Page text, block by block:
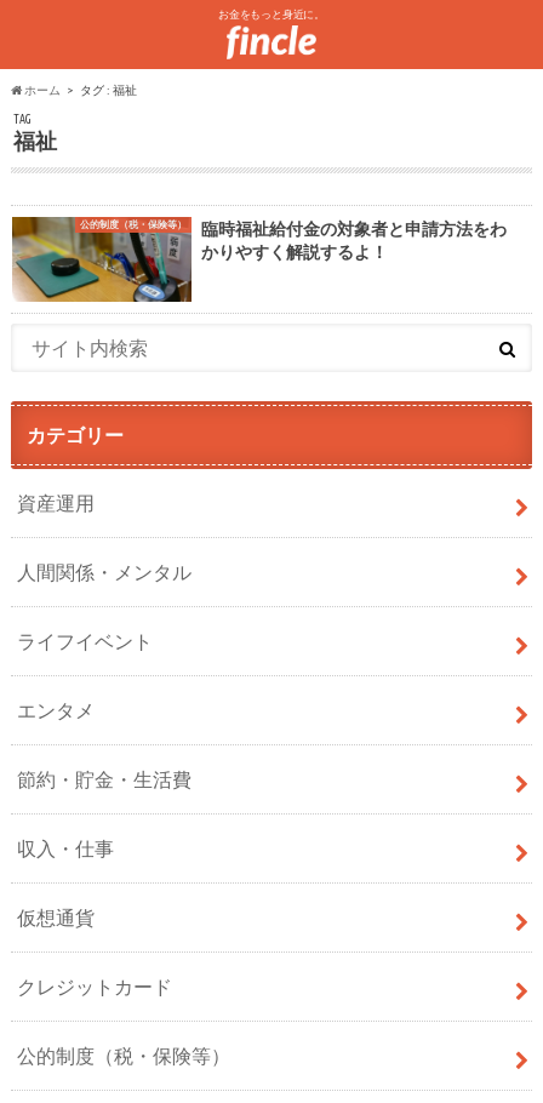
お金をもっと身近に。
ホーム タグ : 福祉
TAG
福祉
公的制度（税・保険等）
臨時福祉給付金の対象者と申請方法をわ
かりやすく解説するよ！
カテゴリー
資産運用
人間関係・メンタル
ライフイベント
エンタメ
節約・貯金・生活費
収入・仕事
仮想通貨
クレジットカード
公的制度（税・保険等）